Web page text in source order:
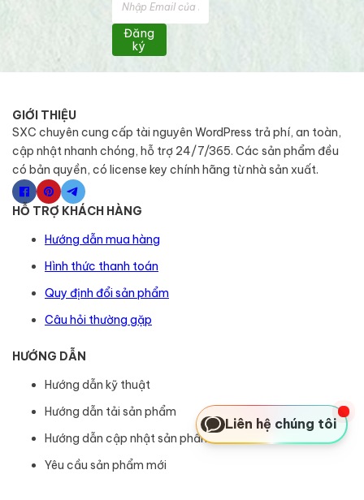
Đăng
ký
GIỚI THIỆU
SXC chuyên cung cấp tài nguyên WordPress trả phí, an toàn,
cập nhật nhanh chóng, hỗ trợ 24/7/365. Các sản phẩm đều
có bản quyền, có license key chính hãng từ nhà sản xuất.
HỖ TRỢ KHÁCH HÀNG
Hướng dẫn mua hàng
Hình thức thanh toán
Quy định đổi sản phẩm
Câu hỏi thường gặp
HƯỚNG DẪN
Hướng dẫn kỹ thuật
Hướng dẫn tải sản phẩm
Hướng dẫn cập nhật sản phẩm
Yêu cầu sản phẩm mới
Liên hệ chúng tôi